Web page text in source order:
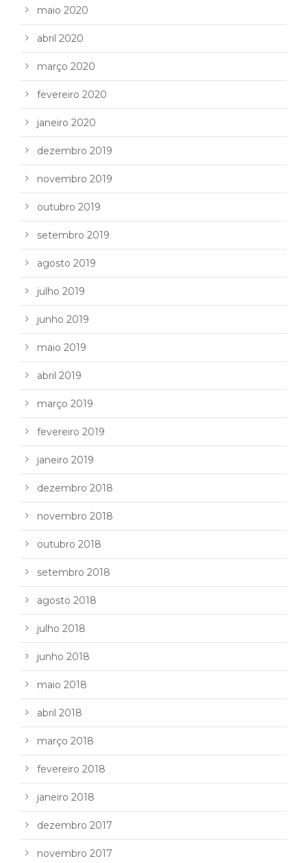
maio 2020
abril 2020
março 2020
fevereiro 2020
janeiro 2020
dezembro 2019
novembro 2019
outubro 2019
setembro 2019
agosto 2019
julho 2019
junho 2019
maio 2019
abril 2019
março 2019
fevereiro 2019
janeiro 2019
dezembro 2018
novembro 2018
outubro 2018
setembro 2018
agosto 2018
julho 2018
junho 2018
maio 2018
abril 2018
março 2018
fevereiro 2018
janeiro 2018
dezembro 2017
novembro 2017